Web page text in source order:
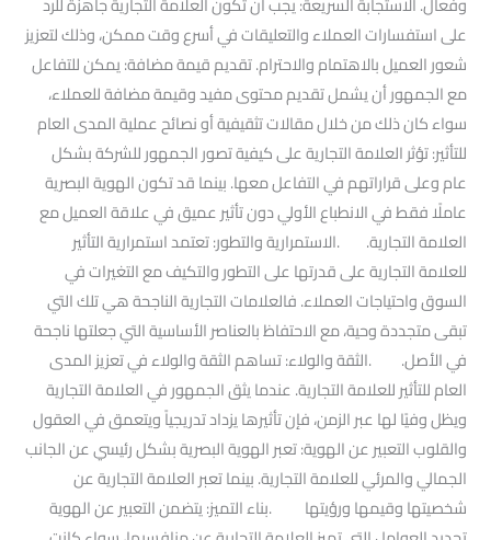
على استفسارات العملاء والتعليقات في أسرع وقت ممكن، وذلك لتعزيز
شعور العميل بالاهتمام والاحترام. تقديم قيمة مضافة: يمكن للتفاعل
مع الجمهور أن يشمل تقديم محتوى مفيد وقيمة مضافة للعملاء،
سواء كان ذلك من خلال مقالات تثقيفية أو نصائح عملية المدى العام
للتأثير: تؤثر العلامة التجارية على كيفية تصور الجمهور للشركة بشكل
عام وعلى قراراتهم في التفاعل معها. بينما قد تكون الهوية البصرية
عاملًا فقط في الانطباع الأولي دون تأثير عميق في علاقة العميل مع
العلامة التجارية. .الاستمرارية والتطور: تعتمد استمرارية التأثير
للعلامة التجارية على قدرتها على التطور والتكيف مع التغيرات في
السوق واحتياجات العملاء. فالعلامات التجارية الناجحة هي تلك التي
تبقى متجددة وحية، مع الاحتفاظ بالعناصر الأساسية التي جعلتها ناجحة
في الأصل. .الثقة والولاء: تساهم الثقة والولاء في تعزيز المدى
العام للتأثير للعلامة التجارية. عندما يثق الجمهور في العلامة التجارية
ويظل وفيًا لها عبر الزمن، فإن تأثيرها يزداد تدريجياً ويتعمق في العقول
والقلوب التعبير عن الهوية: تعبر الهوية البصرية بشكل رئيسي عن الجانب
الجمالي والمرئي للعلامة التجارية. بينما تعبر العلامة التجارية عن
شخصيتها وقيمها ورؤيتها .بناء التميز: يتضمن التعبير عن الهوية